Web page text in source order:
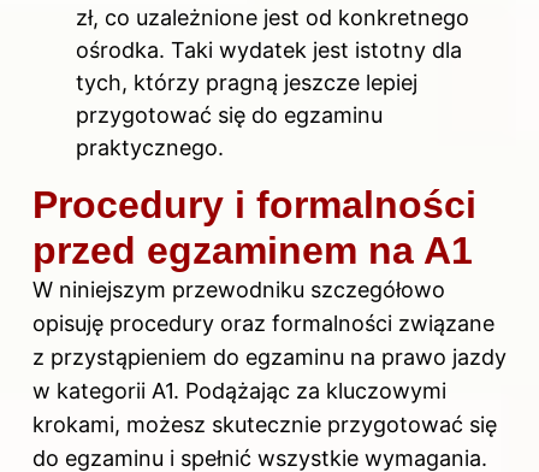
zł, co uzależnione jest od konkretnego
ośrodka. Taki wydatek jest istotny dla
tych, którzy pragną jeszcze lepiej
przygotować się do egzaminu
praktycznego.
Procedury i formalności
przed egzaminem na A1
W niniejszym przewodniku szczegółowo
opisuję procedury oraz formalności związane
z przystąpieniem do egzaminu na prawo jazdy
w kategorii A1. Podążając za kluczowymi
krokami, możesz skutecznie przygotować się
do egzaminu i spełnić wszystkie wymagania.